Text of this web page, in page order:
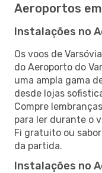
Aeroportos
Instalações no
Os voos de
do Aeroporto do
uma ampla gama
desde lojas
Compre
para ler durante o
Fi gratuito ou
da partida.
Instalações no